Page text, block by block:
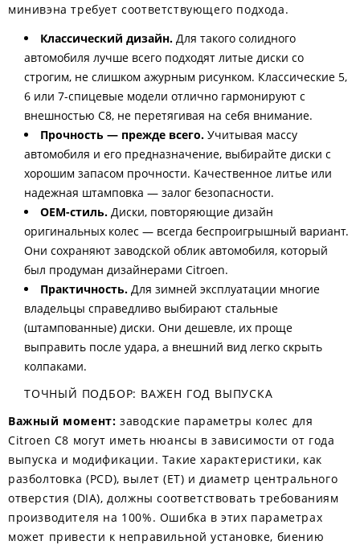
минивэна требует соответствующего подхода.
Классический дизайн. Для такого солидного
автомобиля лучше всего подходят литые диски со
строгим, не слишком ажурным рисунком. Классические 5,
6 или 7-спицевые модели отлично гармонируют с
внешностью C8, не перетягивая на себя внимание.
Прочность — прежде всего. Учитывая массу
автомобиля и его предназначение, выбирайте диски с
хорошим запасом прочности. Качественное литье или
надежная штамповка — залог безопасности.
OEM-стиль. Диски, повторяющие дизайн
оригинальных колес — всегда беспроигрышный вариант.
Они сохраняют заводской облик автомобиля, который
был продуман дизайнерами Citroen.
Практичность. Для зимней эксплуатации многие
владельцы справедливо выбирают стальные
(штампованные) диски. Они дешевле, их проще
выправить после удара, а внешний вид легко скрыть
колпаками.
ТОЧНЫЙ ПОДБОР: ВАЖЕН ГОД ВЫПУСКА
Важный момент: заводские параметры колес для
Citroen C8 могут иметь нюансы в зависимости от года
выпуска и модификации. Такие характеристики, как
разболтовка (PCD), вылет (ET) и диаметр центрального
отверстия (DIA), должны соответствовать требованиям
производителя на 100%. Ошибка в этих параметрах
может привести к неправильной установке, биению